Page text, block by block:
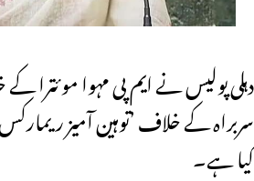
دہلی پولیس نے ایم پی مہوا موئترا
سربراہ کے خلاف ’توہین آمیز
کیا ہے۔